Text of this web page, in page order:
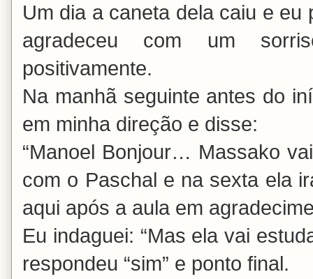
Um dia a caneta dela caiu e eu
agradeceu com um
positivamente.
Na manhã seguinte antes do
em minha direção e disse:
“Manoel Bonjour… Massako
com o Paschal e na sexta ela
aqui após a aula em
Eu indaguei: “Mas ela vai
respondeu “sim” e ponto final.